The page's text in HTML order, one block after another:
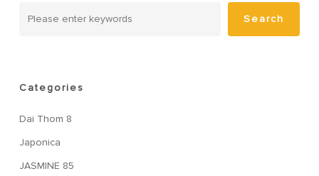
Search
Categories
Dai Thom 8
Japonica
JASMINE 85